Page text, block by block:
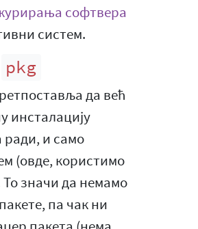
софтвера
систем.
pkg
да већ
инсталацију
ради, и само
(овде, користимо
То значи да немамо
па чак ни